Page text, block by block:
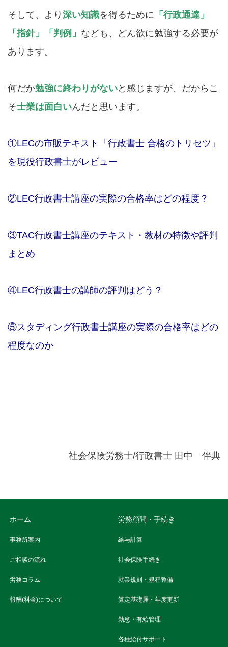
そして、より 深い知識を得るために 「行政通達」
「指針」「判例」 なども、どん欲に勉強する必要が
あります。
何だか勉強に終わりがないと感じますが、だからこ
そ士業は面白いんだと思います。
①LECの市販テキスト「行政書士 合格のトリセツ」
を現役行政書士がレビュー
②LEC行政書士講座の実際の合格率はどの程度？
③TAC行政書士講座のテキスト・教材の特徴や評判
まとめ
④LEC行政書士の講師の評判はどう？
⑤スタディング行政書士講座の実際の合格率はどの
程度なのか
社会保険労務士/行政書士 田中 伴典
ホーム
事務所案内
ご相談の流れ
労務コラム
報酬(料金)について
労務顧問・手続き
給与計算
社会保険手続き
就業規則・規程整備
算定基礎届・年度更新
勤怠・有給管理
各種給付サポート